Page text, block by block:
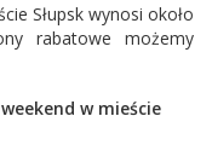
Słupsk wynosi około
rabatowe możemy
w mieście